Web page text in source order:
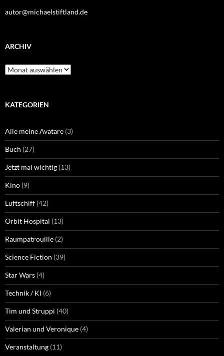
autor@michaelstiftland.de
ARCHIV
Archiv
KATEGORIEN
Alle meine Avatare (3)
Buch (27)
Jetzt mal wichtig (13)
Kino (9)
Luftschiff (42)
Orbit Hospital (13)
Raumpatrouille (2)
Science Fiction (39)
Star Wars (4)
Technik / KI (6)
Tim und Struppi (40)
Valerian und Veronique (4)
Veranstaltung (11)